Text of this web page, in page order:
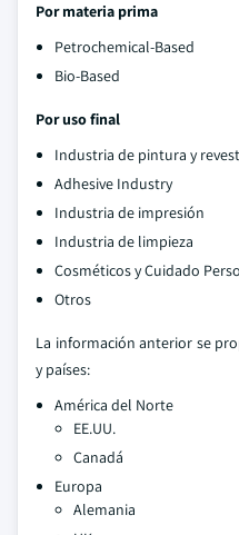
Por materia prima
Petrochemical-Based
Bio-Based
Por uso final
Industria de pintura y
Adhesive Industry
Industria de impresión
Industria de limpieza
Cosméticos y Cuidado
Otros
La información anterior se
y países:
América del Norte
EE.UU.
Canadá
Europa
Alemania